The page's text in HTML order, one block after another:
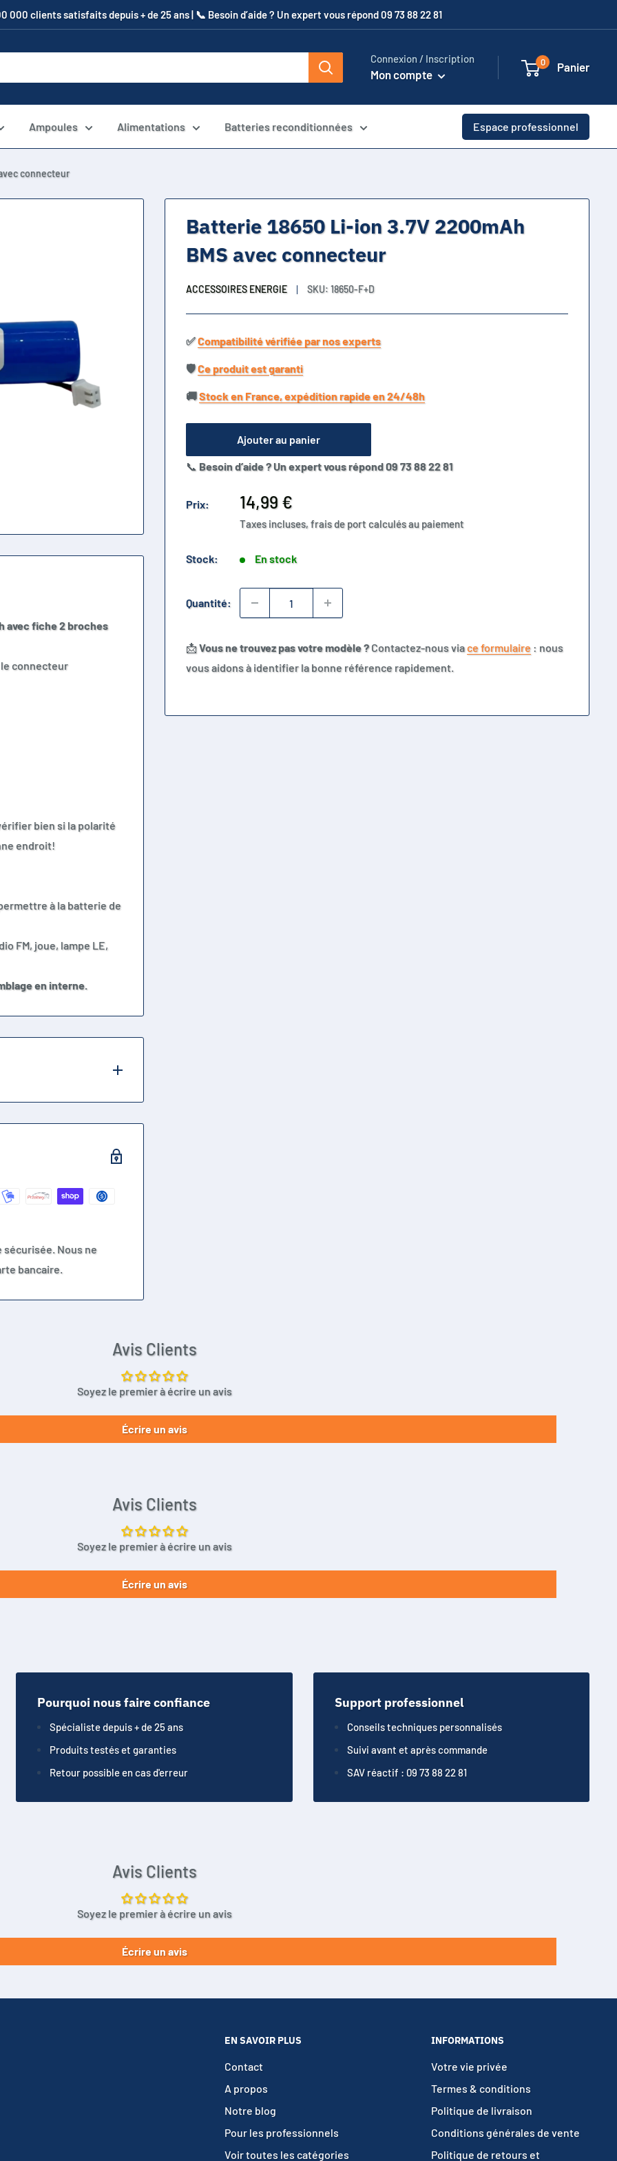
000 clients satisfaits depuis + de 25 ans | 📞​ Besoin d’aide ? Un expert vous répond 09 73 88 22 81
Connexion / Inscription
Mon compte
0 Panier
Ampoules Alimentations Batteries reconditionnées Espace professionnel
connecteur
Batterie 18650 Li-ion 3.7V 2200mAh
BMS avec connecteur
ACCESSOIRES ENERGIE SKU: 18650-F+D
✅​Compatibilité vérifiée par nos experts
🛡️​Ce produit est garanti
🚚​Stock en France, expédition rapide en 24/48h
Ajouter au panier
📞 Besoin d’aide ? Un expert vous répond 09 73 88 22 81
Prix:
Prix
réduit
14,99 €
Taxes incluses, frais de port calculés au paiement
Stock: En stock
Quantité:
📩Vous ne trouvez pas votre modèle ?Contactez-nous viace formulaire : nous
vous aidons à identifier la bonne référence rapidement.
avec fiche 2 broches
connecteur
bien si la polarité
endroit!
à la batterie de
FM, joue, lampe LE,
en interne.
externe,
jouet RC,
de secours,
traitement
, brc etc.
et donc changer de
Nous ne
bancaire.
Avis Clients
Soyez le premier à écrire un avis
Écrire un avis
Avis Clients
Soyez le premier à écrire un avis
Écrire un avis
Pourquoi nous faire confiance
Spécialiste depuis + de 25 ans
Produits testés et garanties
Retour possible en cas d'erreur
Support professionnel
Conseils techniques personnalisés
Suivi avant et après commande
SAV réactif : 09 73 88 22 81
Avis Clients
Soyez le premier à écrire un avis
Écrire un avis
EN SAVOIR PLUS
Contact
A propos
Notre blog
Pour les professionnels
Voir toutes les catégories
INFORMATIONS
Votre vie privée
Termes & conditions
Politique de livraison
Conditions générales de vente
Politique de retours et